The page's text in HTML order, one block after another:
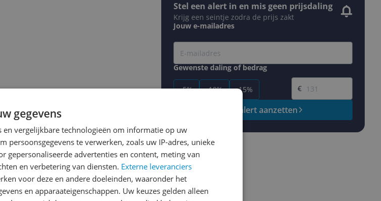
Stel een alert in en mis geen prijsdaling
Krijg een seintje zodra de prijs zakt
Jouw e-mailadres
Gewenste daling of bedrag
-5% -10% -15%
Gewenste prijs
€
Prijsalert aanzetten
gegevens
en vergelijkbare technologieën om informatie op uw
persoonsgegevens te verwerken, zoals uw IP-adres, unieke
gepersonaliseerde advertenties en content, meting van
en verbetering van diensten. Externe leveranciers
voor deze en andere doeleinden, waaronder het
en apparaateigenschappen. Uw keuzes gelden alleen